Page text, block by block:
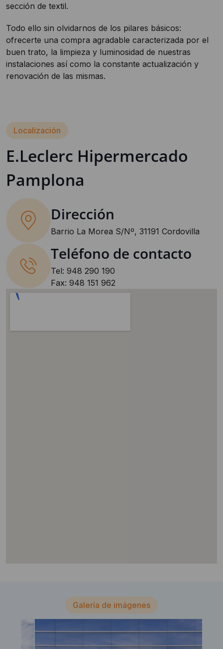
sección de textil.
Todo ello sin olvidarnos de los pilares básicos:
ofrecerte una compra agradable caracterizada por el
buen trato, la limpieza y luminosidad de nuestras
instalaciones así como la constante actualización y
renovación de las mismas.
Localización
E.Leclerc Hipermercado
Pamplona
Dirección
Barrio La Morea S/Nº, 31191 Cordovilla
Teléfono de contacto
Tel: 948 290 190
Fax: 948 151 962
Galería de imágenes